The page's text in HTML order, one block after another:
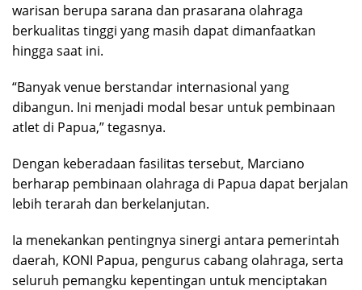
warisan berupa sarana dan prasarana olahraga
berkualitas tinggi yang masih dapat dimanfaatkan
hingga saat ini.
“Banyak venue berstandar internasional yang
dibangun. Ini menjadi modal besar untuk pembinaan
atlet di Papua,” tegasnya.
Dengan keberadaan fasilitas tersebut, Marciano
berharap pembinaan olahraga di Papua dapat berjalan
lebih terarah dan berkelanjutan.
Ia menekankan pentingnya sinergi antara pemerintah
daerah, KONI Papua, pengurus cabang olahraga, serta
seluruh pemangku kepentingan untuk menciptakan